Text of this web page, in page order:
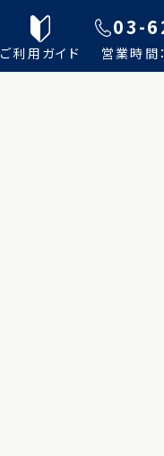
ご利用ガイド
03-
営業時間